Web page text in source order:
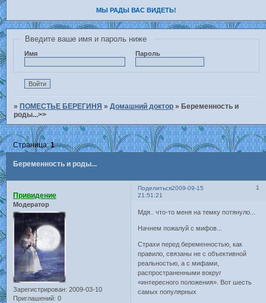
МЫ РАДЫ ВАС ВИДЕТЬ!
Введите ваше имя и пароль ниже
Имя Пароль
»ПОМЕСТЬЕ БЕРЕГИНЯ »Домашний доктор »Беременность и
роды...>>
Беременность и роды...
Страница:1
Поделиться 1
2009-09-15
21:51:21
Привидение
Модератор
Зарегистрирован: 2009-03-10
Приглашений: 0
Мдя.. что-то меня на темку потянуло...
Начнем пожалуй с мифов...
Страхи перед беременностью, как
правило, связаны не с объективной
реальностью, а с мифами,
распространенными вокруг
«интересного положения». Вот шесть
самых популярных